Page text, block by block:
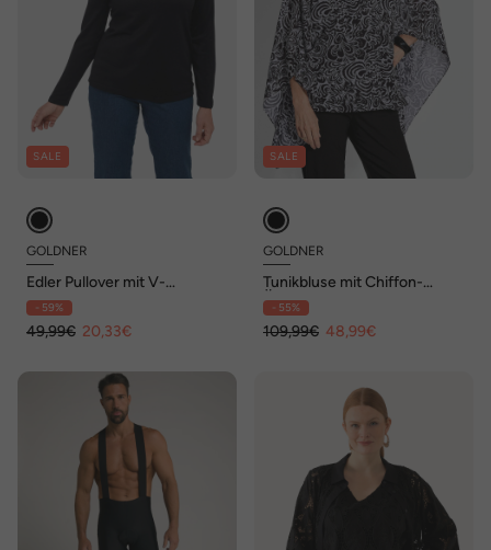
SALE
GOLDNER
Edler Pullover mit V-
Ausschnitt
- 59%
49,99€ 20,33€
SALE
GOLDNER
Tunikbluse mit Chiffon-
Überwurf, Print
- 55%
109,99€ 48,99€